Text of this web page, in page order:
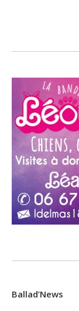
Ballad’News